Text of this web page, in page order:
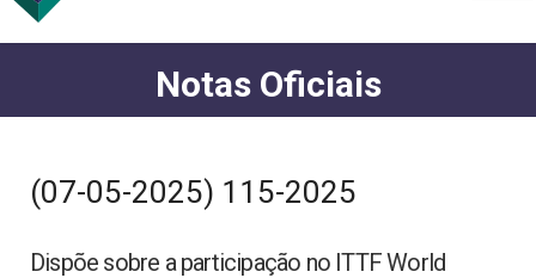
Notas Oficiais
(07-05-2025) 115-2025
Dispõe sobre a participação no ITTF World